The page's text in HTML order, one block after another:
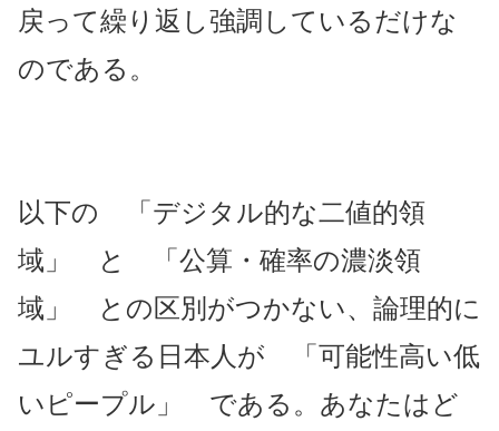
戻って繰り返し強調しているだけな
のである。
以下の 「デジタル的な二値的領
域」 と 「公算・確率の濃淡領
域」 との区別がつかない、論理的に
ユルすぎる日本人が 「可能性高い低
いピープル」 である。あなたはど